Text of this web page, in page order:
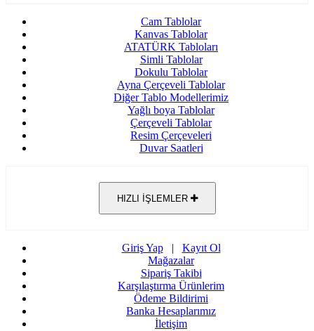
Cam Tablolar
Kanvas Tablolar
ATATÜRK Tabloları
Simli Tablolar
Dokulu Tablolar
Ayna Çerçeveli Tablolar
Diğer Tablo Modellerimiz
Yağlı boya Tablolar
Çerçeveli Tablolar
Resim Çerçeveleri
Duvar Saatleri
HIZLI İŞLEMLER
Giriş Yap| Kayıt Ol
Mağazalar
Sipariş Takibi
Karşılaştırma Ürünlerim
Ödeme Bildirimi
Banka Hesaplarımız
İletişim